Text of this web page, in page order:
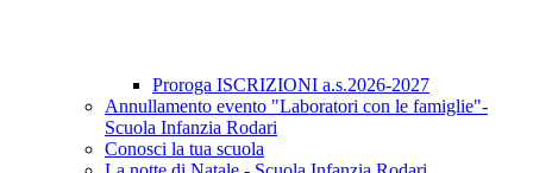
Proroga ISCRIZIONI a.s.2026-2027
Annullamento evento "Laboratori con le famiglie"-
Scuola Infanzia Rodari
Conosci la tua scuola